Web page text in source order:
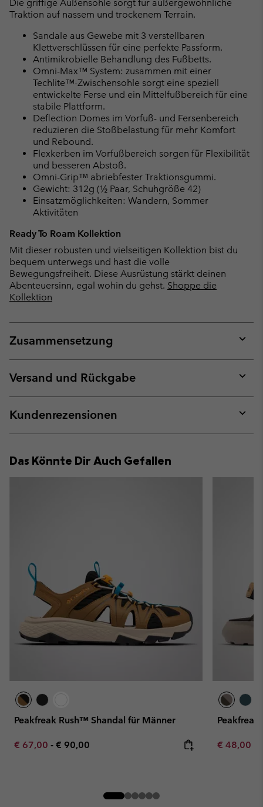
Die griffige Außensohle sorgt für außergewöhnliche
Traktion auf nassem und trockenem Terrain.
Sandale aus Gewebe mit 3 verstellbaren
Klettverschlüssen für eine perfekte Passform.
Antimikrobielle Behandlung des Fußbetts.
Omni-Max™ System: zusammen mit einer
Techlite™-Zwischensohle sorgt eine speziell
entwickelte Ferse und ein Mittelfußbereich für eine
stabile Plattform.
Deflection Domes im Vorfuß- und Fersenbereich
reduzieren die Stoßbelastung für mehr Komfort
und Rebound.
Flexkerben im Vorfußbereich sorgen für Flexibilität
und besseren Abstoß.
Omni-Grip™ abriebfester Traktionsgummi.
Gewicht: 312g (½ Paar, Schuhgröße 42)
Einsatzmöglichkeiten: Wandern, Sommer
Aktivitäten
Ready To Roam Kollektion
Mit dieser robusten und vielseitigen Kollektion bist du
bequem unterwegs und hast die volle
Bewegungsfreiheit. Diese Ausrüstung stärkt deinen
Abenteuersinn, egal wohin du gehst. Shoppe die
Kollektion
Zusammensetzung
or
Versand und Rückgabe
or
Kundenrezensionen
or
Das Könnte Dir Auch Gefallen
Peakfreak Rush™ Shandal für Männer
Minimum sale price:
€ 67,00 - Maximum price:
€ 90,00 Minimum
€ 48,00